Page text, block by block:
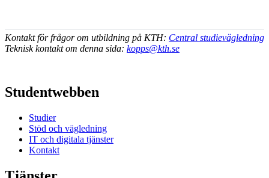
Kontakt för frågor om utbildning på KTH: Central studievägledning
Teknisk kontakt om denna sida: kopps@kth.se
Studentwebben
Studier
Stöd och vägledning
IT och digitala tjänster
Kontakt